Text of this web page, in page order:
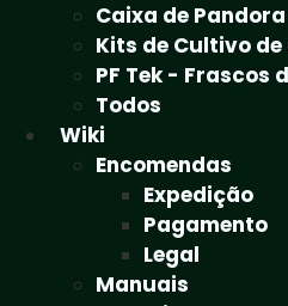
Caixa de Pandora
Kits de Cultivo
PF Tek - Frascos
Todos
Wiki
Encomendas
Expedição
Pagamento
Legal
Manuais